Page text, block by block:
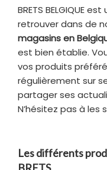
BRETS BELGIQUE
retrouver dans de
magasins en
est bien établie.
vos produits
régulièrement sur
partager ses
N’hésitez pas à les
Les différents